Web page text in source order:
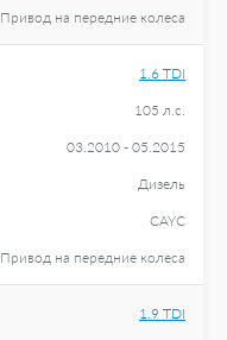
Привод на передние колеса
1.6 TDI
105 л.с.
03.2010 - 05.2015
Дизель
CAYC
Привод на передние колеса
1.9 TDI